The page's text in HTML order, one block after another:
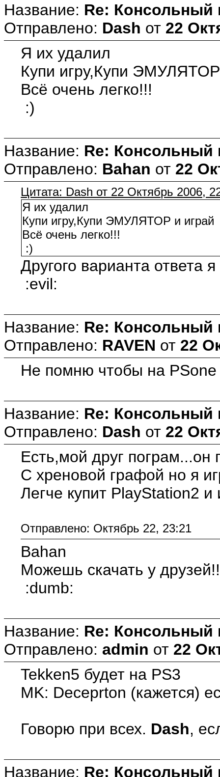
Название: Re: Консольный
Отправлено: Dash от 22
Я их удалил
Купи игру,Купи
Всё очень легко!!!
:)
Название: Re: Консольный
Отправлено: Bahan от 22
Цитата: Dash от 22 Октябрь 2006,
Я их удалил
Купи игру,Купи ЭМУЛЯТОР и играй
Всё очень легко!!!
:)
Другого варианта ответа
:evil:
Название: Re: Консольный
Отправлено: RAVEN от 22
Не помню чтобы на PSone
Название: Re: Консольный
Отправлено: Dash от 22
Есть,мой друг пограм...он
С хреновой графой но я
Легче купит PlayStation2 и
Отправлено: Октябрь 22, 23:21
Bahan
Можешь скачать у
:dumb:
Название: Re: Консольный
Отправлено: admin от 22
Tekken5 будет на PS3
MK: Deceprton (кажется)
Говорю при всех. Dash,
Название: Re: Консольный